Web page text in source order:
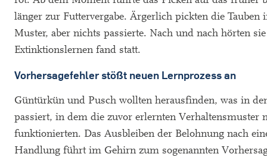
länger zur Futtervergabe. Ärgerlich pickten die Tauben
Muster, aber nichts passierte. Nach und nach hörten
Extinktionslernen fand statt.
Vorhersagefehler stößt neuen Lernprozess an
Güntürkün und Pusch wollten herausfinden, was in
passiert, in dem die zuvor erlernten Verhaltensmuster
funktionierten. Das Ausbleiben der Belohnung nach
Handlung führt im Gehirn zum sogenannten